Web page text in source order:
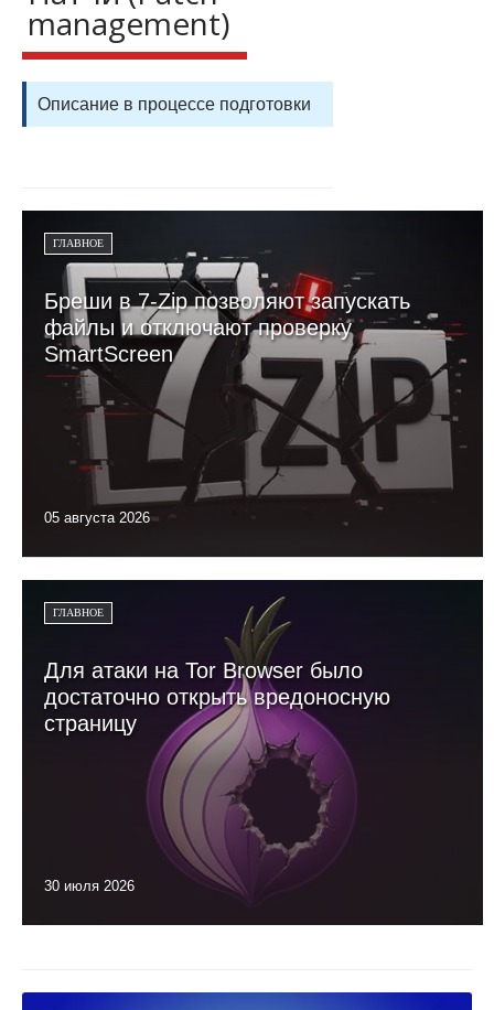
management)
Описание в процессе подготовки
ГЛАВНОЕ
Бреши в 7-Zip позволяют запускать
файлы и отключают проверку
SmartScreen
05 августа 2026
ГЛАВНОЕ
Для атаки на Tor Browser было
достаточно открыть вредоносную
страницу
30 июля 2026